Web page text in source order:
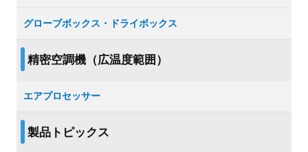
グローブボックス・ドライボックス
精密空調機（広温度範囲）
エアプロセッサー
製品トピックス